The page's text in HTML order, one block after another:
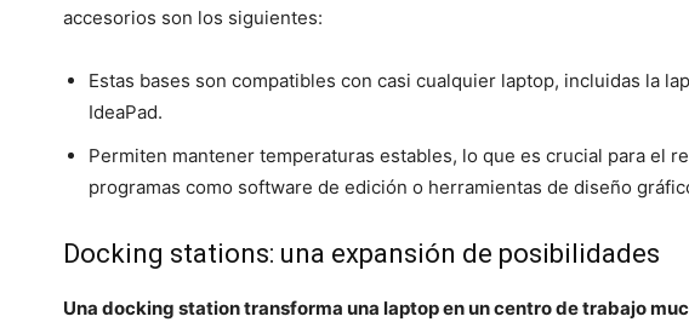
accesorios son los siguientes:
Estas bases son compatibles con casi cualquier laptop, incluidas la
IdeaPad.
Permiten mantener temperaturas estables, lo que es crucial para el
programas como software de edición o herramientas de diseño
Docking stations: una expansión de posibilidades
Una docking station transforma una laptop en un centro de trabajo